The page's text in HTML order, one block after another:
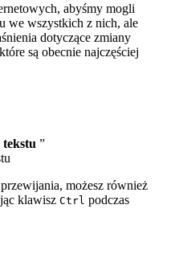
abyśmy mogli
we wszystkich z nich, ale
dotyczące zmiany
są obecnie najczęściej
”
możesz również
klawisz Ctrl podczas